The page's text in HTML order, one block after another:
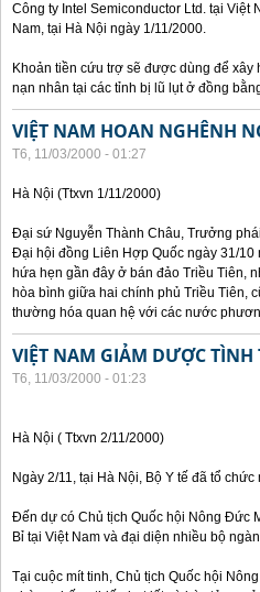
Công ty Intel Semiconductor Ltd. tại Việt
Nam, tại Hà Nội ngày 1/11/2000.
Khoản tiền cứu trợ sẽ được dùng để
nạn nhân tại các tỉnh bị lũ lụt ở đồng
VIỆT NAM HOAN NGHÊNH
T6, 11/03/2000 - 01:27
Hà Nội (Ttxvn 1/11/2000)
Đại sứ Nguyễn Thành Châu, Trưởng
Đại hội đồng Liên Hợp Quốc ngày 31/10
hứa hẹn gần đây ở bán đảo Triều Tiên,
hòa bình giữa hai chính phủ Triều Tiên,
thường hóa quan hệ với các nước
VIỆT NAM GIẢM DƯỢC TÌNH
T6, 11/03/2000 - 01:23
Hà Nội ( Ttxvn 2/11/2000)
Ngày 2/11, tại Hà Nội, Bộ Y tế đã tổ
Đến dự có Chủ tịch Quốc hội Nông Đức
Bỉ tại Việt Nam và đại diện nhiều bộ
Tại cuộc mít tinh, Chủ tịch Quốc hội